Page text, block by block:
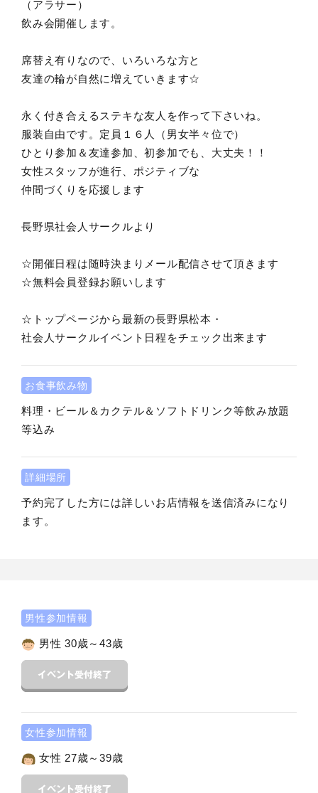
（アラサー）
飲み会開催します。
席替え有りなので、いろいろな方と
友達の輪が自然に増えていきます☆
永く付き合えるステキな友人を作って下さいね。
服装自由です。定員１６人（男女半々位で）
ひとり参加＆友達参加、初参加でも、大丈夫！！
女性スタッフが進行、ポジティブな
仲間づくりを応援します
長野県社会人サークルより
☆開催日程は随時決まりメール配信させて頂きます
☆無料会員登録お願いします
☆トップページから最新の長野県松本・
社会人サークルイベント日程をチェック出来ます
お食事飲み物
料理・ビール＆カクテル＆ソフトドリンク等飲み放題
等込み
詳細場所
予約完了した方には詳しいお店情報を送信済みになり
ます。
男性参加情報
男性 30歳～43歳
女性参加情報
女性 27歳～39歳